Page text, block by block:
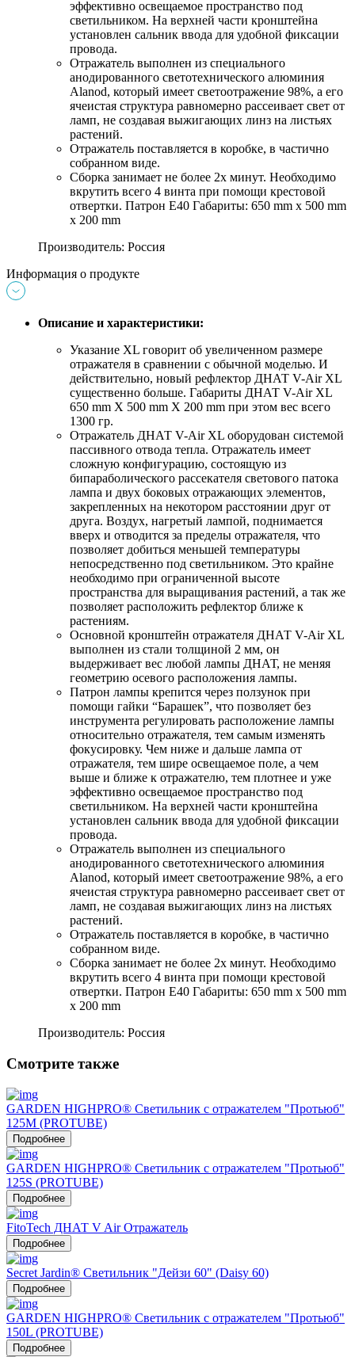
эффективно освещаемое пространство под
светильником. На верхней части кронштейна
установлен сальник ввода для удобной фиксации
провода.
Отражатель выполнен из специального
анодированного светотехнического алюминия
Alanod, который имеет светоотражение 98%, а его
ячеистая структура равномерно рассеивает свет от
ламп, не создавая выжигающих линз на листьях
растений.
Отражатель поставляется в коробке, в частично
собранном виде.
Сборка занимает не более 2х минут. Необходимо
вкрутить всего 4 винта при помощи крестовой
отвертки. Патрон Е40 Габариты: 650 mm х 500 mm
х 200 mm
Производитель: Россия
Информация о продукте
Описание и характеристики:
Указание XL говорит об увеличенном размере
отражателя в сравнении с обычной моделью. И
действительно, новый рефлектор ДНАТ V-Air XL
существенно больше. Габариты ДНАТ V-Air XL
650 mm Х 500 mm Х 200 mm при этом вес всего
1300 гр.
Отражатель ДНАТ V-Air XL оборудован системой
пассивного отвода тепла. Отражатель имеет
сложную конфигурацию, состоящую из
бипараболического рассекателя светового патока
лампа и двух боковых отражающих элементов,
закрепленных на некотором расстоянии друг от
друга. Воздух, нагретый лампой, поднимается
вверх и отводится за пределы отражателя, что
позволяет добиться меньшей температуры
непосредственно под светильником. Это крайне
необходимо при ограниченной высоте
пространства для выращивания растений, а так же
позволяет расположить рефлектор ближе к
растениям.
Основной кронштейн отражателя ДНАТ V-Air XL
выполнен из стали толщиной 2 мм, он
выдерживает вес любой лампы ДНАТ, не меняя
геометрию осевого расположения лампы.
Патрон лампы крепится через ползунок при
помощи гайки “Барашек”, что позволяет без
инструмента регулировать расположение лампы
относительно отражателя, тем самым изменять
фокусировку. Чем ниже и дальше лампа от
отражателя, тем шире освещаемое поле, а чем
выше и ближе к отражателю, тем плотнее и уже
эффективно освещаемое пространство под
светильником. На верхней части кронштейна
установлен сальник ввода для удобной фиксации
провода.
Отражатель выполнен из специального
анодированного светотехнического алюминия
Alanod, который имеет светоотражение 98%, а его
ячеистая структура равномерно рассеивает свет от
ламп, не создавая выжигающих линз на листьях
растений.
Отражатель поставляется в коробке, в частично
собранном виде.
Сборка занимает не более 2х минут. Необходимо
вкрутить всего 4 винта при помощи крестовой
отвертки. Патрон Е40 Габариты: 650 mm х 500 mm
х 200 mm
Производитель: Россия
Смотрите также
GARDEN HIGHPRO® Светильник с отражателем "Протьюб"
125М (PROTUBE)
Подробнее
GARDEN HIGHPRO® Светильник с отражателем "Протьюб"
125S (PROTUBE)
Подробнее
FitoTech ДНАТ V Air Отражатель
Подробнее
Secret Jardin® Светильник "Дейзи 60" (Daisy 60)
Подробнее
GARDEN HIGHPRO® Светильник с отражателем "Протьюб"
150L (PROTUBE)
Подробнее